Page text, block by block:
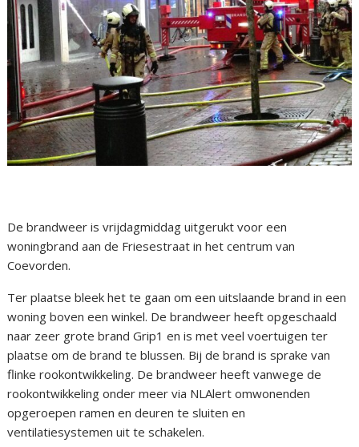
De brandweer is vrijdagmiddag uitgerukt voor een
woningbrand aan de Friesestraat in het centrum van
Coevorden.
Ter plaatse bleek het te gaan om een uitslaande brand in een
woning boven een winkel. De brandweer heeft opgeschaald
naar zeer grote brand Grip1 en is met veel voertuigen ter
plaatse om de brand te blussen. Bij de brand is sprake van
flinke rookontwikkeling. De brandweer heeft vanwege de
rookontwikkeling onder meer via NLAlert omwonenden
opgeroepen ramen en deuren te sluiten en
ventilatiesystemen uit te schakelen.